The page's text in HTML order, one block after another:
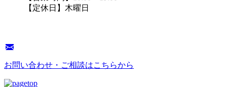
【定休日】木曜日
お問い合わせ・ご相談はこちらから